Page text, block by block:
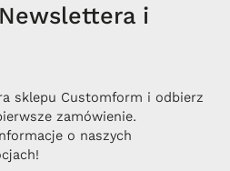
i
sklepu Customform i odbierz
zamówienie.
o naszych